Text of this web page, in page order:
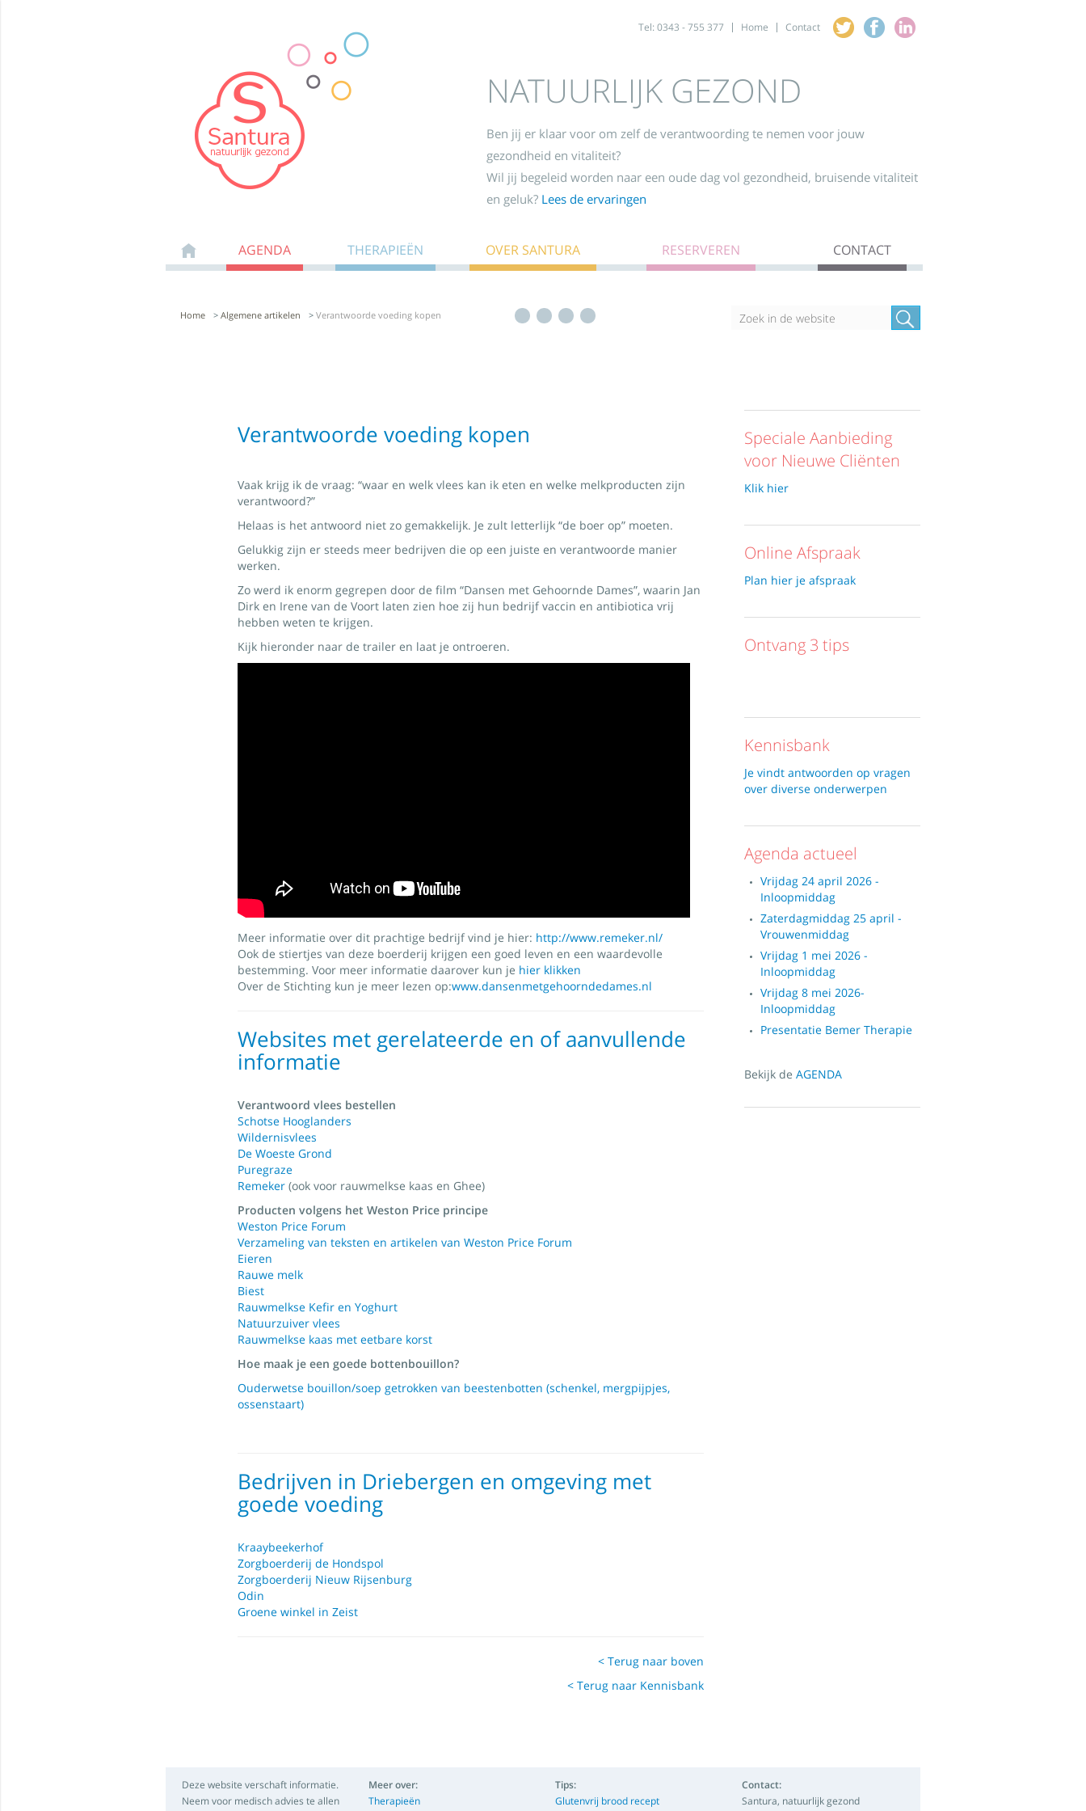
Tel: 0343 - 755 377 Home Contact
NATUURLIJK GEZOND
Ben jij er klaar voor om zelf de verantwoording te nemen voor jouw
gezondheid en vitaliteit?
Wil jij begeleid worden naar een oude dag vol gezondheid, bruisende vitaliteit
en geluk? Lees de ervaringen
AGENDA THERAPIEËN OVER SANTURA RESERVEREN CONTACT
Home > Algemene artikelen > Verantwoorde voeding kopen
Verantwoorde voeding kopen
Vaak krijg ik de vraag: “waar en welk vlees kan ik eten en welke melkproducten zijn
verantwoord?”
Helaas is het antwoord niet zo gemakkelijk. Je zult letterlijk “de boer op” moeten.
Gelukkig zijn er steeds meer bedrijven die op een juiste en verantwoorde manier
werken.
Zo werd ik enorm gegrepen door de film “Dansen met Gehoornde Dames”, waarin Jan
Dirk en Irene van de Voort laten zien hoe zij hun bedrijf vaccin en antibiotica vrij
hebben weten te krijgen.
Kijk hieronder naar de trailer en laat je ontroeren.
Meer informatie over dit prachtige bedrijf vind je hier: http://www.remeker.nl/
Ook de stiertjes van deze boerderij krijgen een goed leven en een waardevolle
bestemming. Voor meer informatie daarover kun je hier klikken
Over de Stichting kun je meer lezen op:www.dansenmetgehoorndedames.nl
Websites met gerelateerde en of aanvullende
informatie
Verantwoord vlees bestellen
Schotse Hooglanders
Wildernisvlees
De Woeste Grond
Puregraze
Remeker (ook voor rauwmelkse kaas en Ghee)
Producten volgens het Weston Price principe
Weston Price Forum
Verzameling van teksten en artikelen van Weston Price Forum
Eieren
Rauwe melk
Biest
Rauwmelkse Kefir en Yoghurt
Natuurzuiver vlees
Rauwmelkse kaas met eetbare korst
Hoe maak je een goede bottenbouillon?
Ouderwetse bouillon/soep getrokken van beestenbotten (schenkel, mergpijpjes,
ossenstaart)
Bedrijven in Driebergen en omgeving met
goede voeding
Kraaybeekerhof
Zorgboerderij de Hondspol
Zorgboerderij Nieuw Rijsenburg
Odin
Groene winkel in Zeist
< Terug naar boven
< Terug naar Kennisbank
Speciale Aanbieding
voor Nieuwe Cliënten
Klik hier
Online Afspraak
Plan hier je afspraak
Ontvang 3 tips
Kennisbank
Je vindt antwoorden op vragen
over diverse onderwerpen
Agenda actueel
Vrijdag 24 april 2026 -
Inloopmiddag
Zaterdagmiddag 25 april -
Vrouwenmiddag
Vrijdag 1 mei 2026 -
Inloopmiddag
Vrijdag 8 mei 2026-
Inloopmiddag
Presentatie Bemer Therapie
Bekijk de AGENDA
Deze website verschaft informatie.
Neem voor medisch advies te allen
Meer over:
Therapieën
Tips:
Glutenvrij brood recept
Contact:
Santura, natuurlijk gezond